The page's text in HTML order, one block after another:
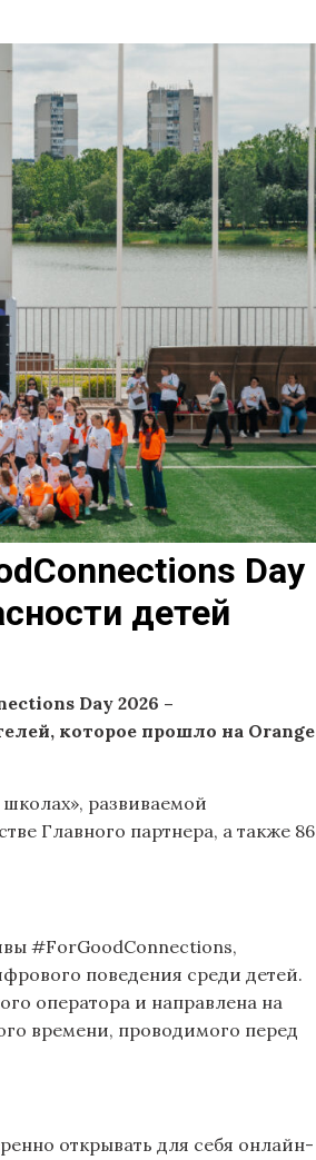
Day
детей
Day 2026 –
которое прошло на Orange
развиваемой
Главного партнера, а также 86
#ForGoodConnections,
поведения среди детей.
оператора и направлена на
времени, проводимого перед
открывать для себя онлайн-